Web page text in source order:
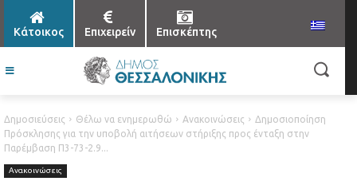
Κάτοικος Επιχειρείν Επισκέπτης
Δημοσιεύσεις Θέλω να ενημερωθώ Ανακοινώσεις
Δημοσιοποίηση
Πρόσκλησης για την υποβολή αιτήσεων στήριξης προς ένταξη στην
Παρέμβαση Π3-73-2.9...
Ανακοινώσεις